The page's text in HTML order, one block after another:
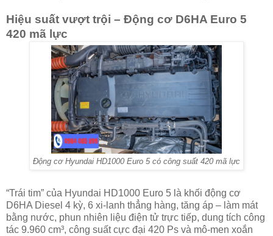
Hiệu suất vượt trội – Động cơ D6HA Euro 5
420 mã lực
Động cơ Hyundai HD1000 Euro 5 có công suất 420 mã lực
“Trái tim” của Hyundai HD1000 Euro 5 là khối động cơ
D6HA Diesel 4 kỳ, 6 xi-lanh thẳng hàng, tăng áp – làm mát
bằng nước, phun nhiên liệu điện tử trực tiếp, dung tích công
tác 9.960 cm³, công suất cực đại 420 Ps và mô-men xoắn